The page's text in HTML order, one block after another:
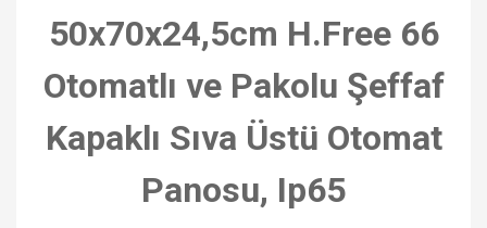
50x70x24,5cm H.Free 66
Otomatlı ve Pakolu Şeffaf
Kapaklı Sıva Üstü Otomat
Panosu, Ip65